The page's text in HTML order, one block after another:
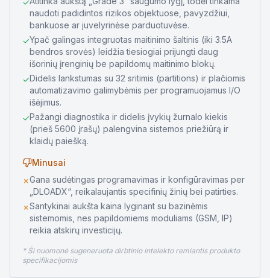
✓
naudoti padidintos rizikos objektuose, pavyzdžiui,
bankuose ar juvelyrinėse parduotuvėse.
✓Ypač galingas integruotas maitinimo šaltinis (iki 3.5A
bendros srovės) leidžia tiesiogiai prijungti daug
išorinių įrenginių be papildomų maitinimo blokų.
✓Didelis lankstumas su 32 sritimis (partitions) ir plačiomis
automatizavimo galimybėmis per programuojamus I/O
išėjimus.
✓Pažangi diagnostika ir didelis įvykių žurnalo kiekis
(prieš 5600 įrašų) palengvina sistemos priežiūrą ir
klaidų paiešką.
Minusai
✗Gana sudėtingas programavimas ir konfigūravimas per
„DLOADX“, reikalaujantis specifinių žinių bei patirties.
✗Santykinai aukšta kaina lyginant su bazinėmis
sistemomis, nes papildomiems moduliams (GSM, IP)
reikia atskirų investicijų.
* Ši nuomonė sugeneruota dirbtinio intelekto remiantis produkto
specifikacijomis